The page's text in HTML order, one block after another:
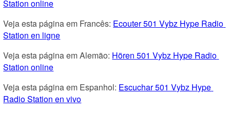
Station online
Veja esta página em Francês: Ecouter 501 Vybz Hype Radio
Station en ligne
Veja esta página em Alemão: Hören 501 Vybz Hype Radio
Station online
Veja esta página em Espanhol: Escuchar 501 Vybz Hype
Radio Station en vivo